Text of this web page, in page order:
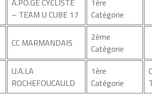
A.PO.GE CYCLISTE
– TEAM U CUBE 17
1ère
Catégorie
CC MARMANDAIS
2ème
Catégorie
U.A.LA
ROCHEFOUCAULD
1ère
Catégorie